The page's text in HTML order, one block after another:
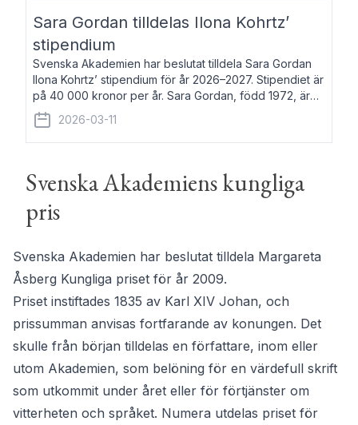
Sara Gordan tilldelas Ilona Kohrtz’
stipendium
Svenska Akademien har beslutat tilldela Sara Gordan
Ilona Kohrtz’ stipendium för år 2026–2027. Stipendiet är
på 40 000 kronor per år. Sara Gordan, född 1972, är
författare och översättare. Hon debuterade 2006 med
det prosalyriska verket En
2026-03-11
Svenska Akademiens kungliga
pris
Svenska Akademien har beslutat tilldela Margareta
Åsberg Kungliga priset för år 2009.
Priset instiftades 1835 av Karl XIV Johan, och
prissumman anvisas fortfarande av konungen. Det
skulle från början tilldelas en författare, inom eller
utom Akademien, som belöning för en värdefull skrift
som utkommit under året eller för förtjänster om
vitterheten och språket. Numera utdelas priset för